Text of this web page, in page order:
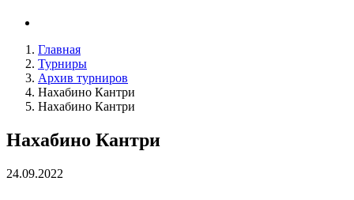
Главная
Турниры
Архив турниров
Нахабино Кантри
Нахабино Кантри
Нахабино Кантри
24.09.2022